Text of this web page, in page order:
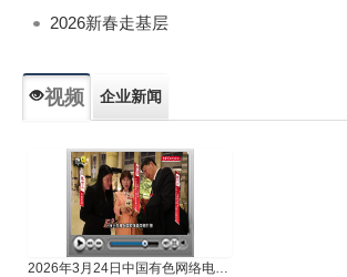
2026新春走基层
视频 企业新闻
2026年3月24日中国有色网络电视新闻